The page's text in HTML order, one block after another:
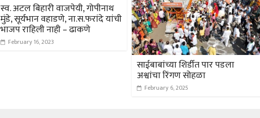
स्व. अटल बिहारी वाजपेयी, गोपीनाथ
मुंडे, सूर्यभान वहाडणे, ना.स.फरांदे यांची
भाजप राहिली नाही – ढाकणे
February 16, 2023
साईबाबांच्या शिर्डीत पार पडला
अश्वांचा रिंगण सोहळा
February 6, 2025